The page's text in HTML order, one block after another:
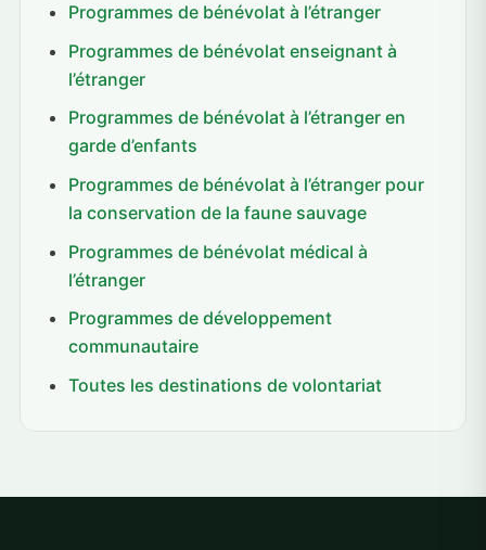
Programmes de bénévolat à l’étranger
Programmes de bénévolat enseignant à
l’étranger
Programmes de bénévolat à l’étranger en
garde d’enfants
Programmes de bénévolat à l’étranger pour
la conservation de la faune sauvage
Programmes de bénévolat médical à
l’étranger
Programmes de développement
communautaire
Toutes les destinations de volontariat